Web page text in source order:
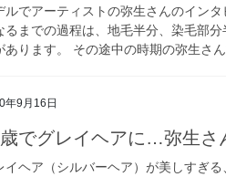
ルでアーティストの弥生さんのイン
るまでの過程は、地毛半分、染毛部
あります。 その途中の時期の弥生さ
年9月16日
でグレイヘアに…弥生さ
イヘア（シルバーヘア）が美しすぎ